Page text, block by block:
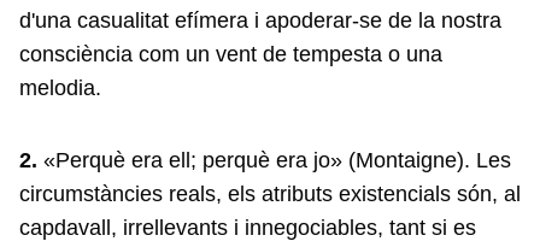
d'una casualitat efímera i apoderar-se de la nostra
consciència com un vent de tempesta o una
melodia.
2. «Perquè era ell; perquè era jo» (Montaigne). Les
circumstàncies reals, els atributs existencials són, al
capdavall, irrellevants i innegociables, tant si es